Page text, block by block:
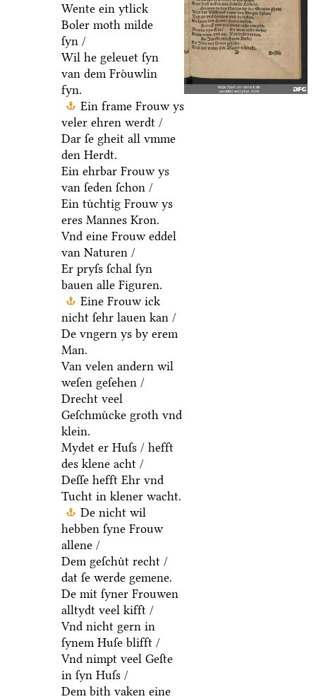
Wente ein ytlick
Boler moth milde
ſyn /
Wil he geleuet ſyn
van dem Froͤuwlin
fyn.
Ein frame Frouw ys
veler ehren werdt /
Dar ſe gheit all vmme
den Herdt.
Ein ehrbar Frouw ys
van ſeden ſchon /
Ein tuͤchtig Frouw ys
eres Mannes Kron.
Vnd eine Frouw eddel
van Naturen /
Er pryſs ſchal ſyn
bauen alle Figuren.
Eine Frouw ick
nicht ſehr lauen kan /
De vngern ys by erem
Man.
Van velen andern wil
weſen geſehen /
Drecht veel
Geſchmuͤcke groth vnd
klein.
Mydet er Huſs / hefft
des klene acht /
Deſſe hefft Ehr vnd
Tucht in klener wacht.
De nicht wil
hebben ſyne Frouw
allene /
Dem geſchuͤt recht /
dat ſe werde gemene.
De mit ſyner Frouwen
alltydt veel kifft /
Vnd nicht gern in
ſynem Huſe blifft /
Vnd nimpt veel Geſte
in ſyn Huſs /
Dem bith vaken eine